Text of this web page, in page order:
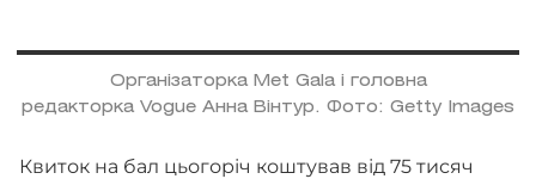
Організаторка Met Gala і головна
редакторка Vogue Анна Вінтур. Фото: Getty Images
Квиток на бал цьогоріч коштував від 75 тисяч